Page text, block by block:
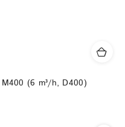
(6 m³/h, D400)